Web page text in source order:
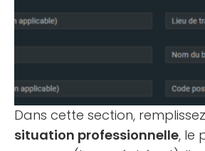
Dans cette section, remplissez
situation professionnelle, le